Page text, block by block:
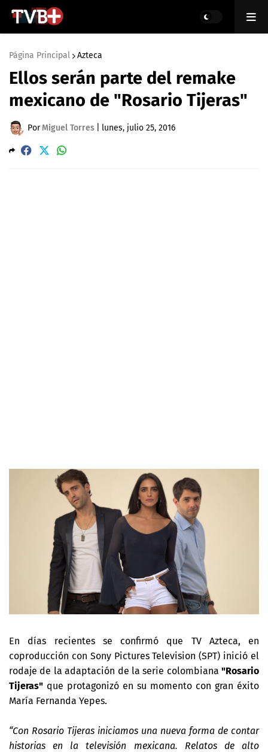
Página Principal Azteca
Ellos serán parte del remake
mexicano de "Rosario Tijeras"
PorMiguel Torres lunes, julio 25, 2016
En días recientes se confirmó que TV Azteca, en
coproducción con Sony Pictures Television (SPT) inició el
rodaje de la adaptación de la serie colombiana "Rosario
Tijeras" que protagonizó en su momento con gran éxito
María Fernanda Yepes.
“Con Rosario Tijeras iniciamos una nueva forma de contar
historias en la televisión mexicana. Relatos de alto